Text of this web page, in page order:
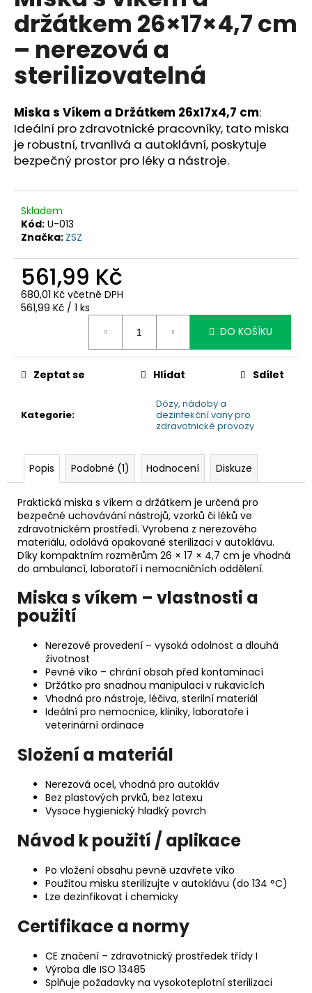
0,0
z
hvězdiček.
držátkem 26×17×4,7 cm
– nerezová a
sterilizovatelná
Miska s Víkem a Držátkem 26x17x4,7 cm:
Ideální pro zdravotnické pracovníky, tato miska
je robustní, trvanlivá a autoklávní, poskytuje
bezpečný prostor pro léky a nástroje.
Skladem
Kód: U-013
Značka: ZSZ
561,99 Kč
680,01 Kč včetně DPH
Měrná
561,99 Kč / 1 ks
DO KOŠÍKU
Kategorie:
Dózy, nádoby a
dezinfekční vany pro
zdravotnické provozy
Zeptat se Hlídat Sdílet
Popis Podobné (1) Hodnocení Diskuze
Praktická miska s víkem a držátkem je určená pro
bezpečné uchovávání nástrojů, vzorků či léků ve
zdravotnickém prostředí. Vyrobena z nerezového
materiálu, odolává opakované sterilizaci v autoklávu.
Díky kompaktním rozměrům 26 × 17 × 4,7 cm je vhodná
do ambulancí, laboratoří i nemocničních oddělení.
Miska s víkem – vlastnosti a
použití
Nerezové provedení – vysoká odolnost a dlouhá
životnost
Pevné víko – chrání obsah před kontaminací
Držátko pro snadnou manipulaci v rukavicích
Vhodná pro nástroje, léčiva, sterilní materiál
Ideální pro nemocnice, kliniky, laboratoře i
veterinární ordinace
Složení a materiál
Nerezová ocel, vhodná pro autokláv
Bez plastových prvků, bez latexu
Vysoce hygienický hladký povrch
Návod k použití / aplikace
Po vložení obsahu pevně uzavřete víko
Použitou misku sterilizujte v autoklávu (do 134 °C)
Lze dezinfikovat i chemicky
Certifikace a normy
CE značení – zdravotnický prostředek třídy I
Výroba dle ISO 13485
Splňuje požadavky na vysokoteplotní sterilizaci
a
j
í
t
?
HLEDAT
D
o
p
u
č
e
m